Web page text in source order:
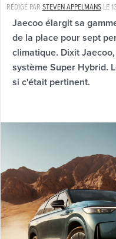
RÉDIGÉ PAR STEVEN APPELMANSLE
Jaecoo élargit sa
de la place pour sept
climatique. Dixit
système Super Hybrid.
si c'était pertinent.